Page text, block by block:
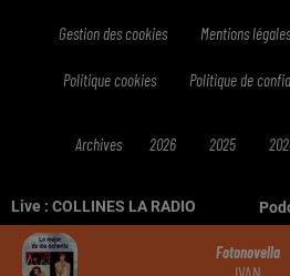
Live : COLLINES LA RADIO
Fotonovella
IVAN
Gestion des cookies Mentions légales
Politique cookies Politique de
Archives 2026 2025